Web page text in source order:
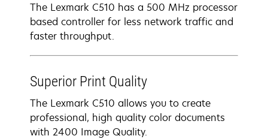
The Lexmark C510 has a 500 MHz processor
based controller for less network traffic and
faster throughput.
Superior Print Quality
The Lexmark C510 allows you to create
professional, high quality color documents
with 2400 Image Quality.